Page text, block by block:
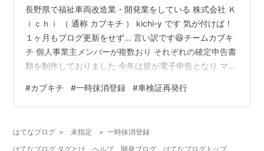
長野県で福祉車両改造業・開発業をしている 株式会社 Ｋ
ｉｃｈｉ （ 通称 カブキチ ） kichi-y です 気が付けば！
１ヶ月もブログ更新をせず… 言い訳です😆チームカブキ
チ 個人事業主メンバーが複数おり それぞれの確定申告書
類を制作しておりました 今年は皆が電子申告となり マイ
とも 土・日曜日を気にせずに申告できました✨ ちゃんと
申告ちゃんと納税のチームカブキチです 書類と言えば！
た😓 社用車を一時抹消登録しようと 準備をしていたので
#カブキチ #一時抹消登録 #車検証再発行
はてなブログ > 未指定 > 一時抹消登録
はてなブログ タグとは
ヘルプ 開発ブログ はてなブログトップ